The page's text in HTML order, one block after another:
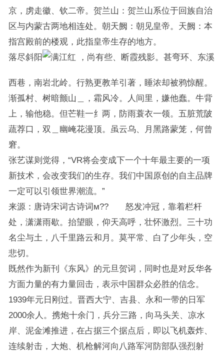
京，虏走徽、钦二帝。贺兰山：贺兰山系位于回族自治
区与内蒙古两地相连处。朝天阙：朝见皇帝。天阙：本
指宫殿前的楼观，此指皇帝生存的地方。
落尽斜阳
，尚有些、断霞残影。甚弯环、东溪
西巷，南岩北岭。行熟更教羊引著，睡浓却被鸦惊醒。
渐孤村、树暗颤山＿，霜风冷。人间里，嫌他蠢。牛背
上，输他稳。但芒鞋一纟两，防雨蓑衣一领。五脏荒陂
蔬荐口，双＿幽崦花漫顶。虽云乌、月黑路蒙笼，何曾
窘。
张艺谋则觉得，“VR将会变成下一个十年最主要的一项
新技术，会改变我们的生存。我们中国原创的自主品牌
一定可以引领世界潮流。”
来源：唐诗宋词古诗词м?? 怒发冲冠，靠着栏杆
处，潇潇雨歇。抬望眼，仰天高呼，壮怀激烈。三十功
名尘与土，八千里路云和月。莫平常、白了少年头，空
悲切。
既然作为新刊《东风》的元旦贺词，同时也是对反华各
方面力量的有力量回击，表示中国群众必胜的信念。
1939年元日刚过。晋西大宁、吉县、永和一带的日军
2000余人。携炮十余门，兵分三路，向马头关、凉水
岸、泥金滩推进，在占据三个据点后，即以飞机轰炸、
连续射击，大炮、机枪解河向八路军河防部队强烈射